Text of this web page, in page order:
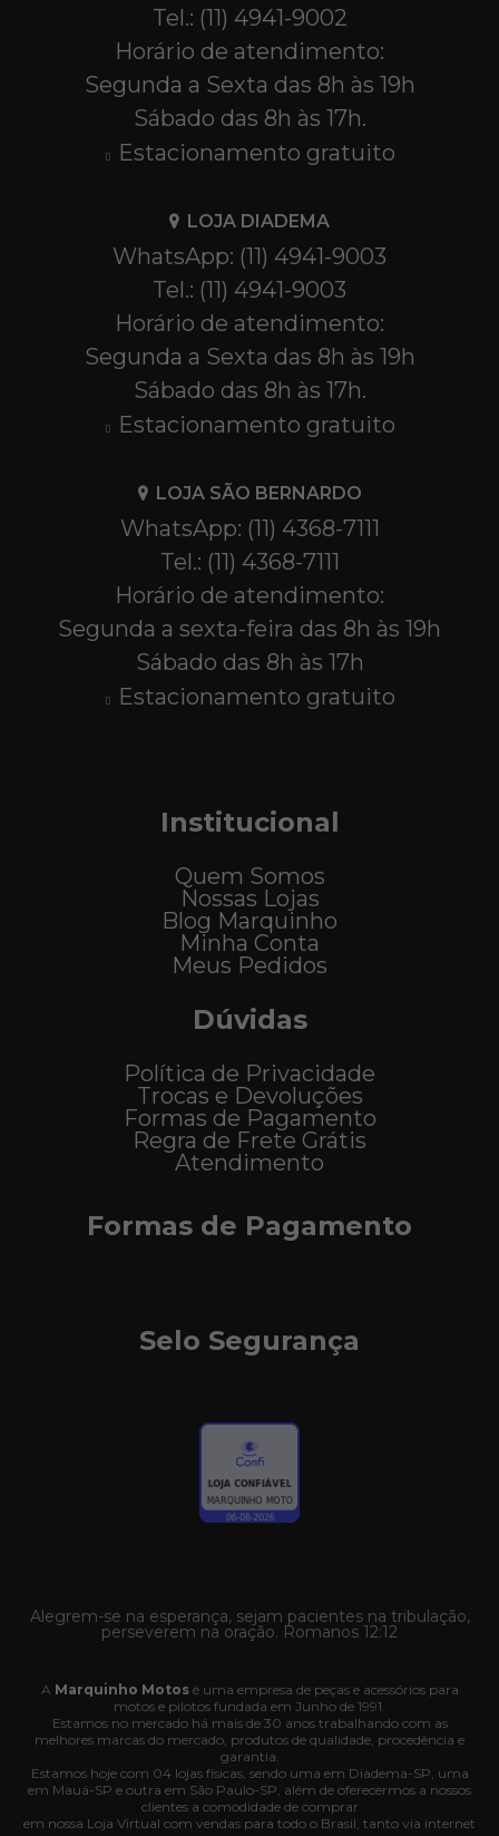
Tel.: (11) 4941-9002
Horário de atendimento:
Segunda a Sexta das 8h às 19h
Sábado das 8h às 17h.
Estacionamento gratuito
LOJA DIADEMA
WhatsApp: (11) 4941-9003
Tel.: (11) 4941-9003
Horário de atendimento:
Segunda a Sexta das 8h às 19h
Sábado das 8h às 17h.
Estacionamento gratuito
LOJA SÃO BERNARDO
WhatsApp: (11) 4368-7111
Tel.: (11) 4368-7111
Horário de atendimento:
Segunda a sexta-feira das 8h às 19h
Sábado das 8h às 17h
Estacionamento gratuito
Institucional
Quem Somos
Nossas Lojas
Blog Marquinho
Minha Conta
Meus Pedidos
Dúvidas
Política de Privacidade
Trocas e Devoluções
Formas de Pagamento
Regra de Frete Grátis
Atendimento
Formas de Pagamento
Selo Segurança
Alegrem-se na esperança, sejam pacientes na tribulação,
perseverem na oração. Romanos 12:12
A Marquinho Motosé uma empresa de peças e acessórios para
motos e pilotos fundada em Junho de 1991.
Estamos no mercado há mais de 30 anos trabalhando com as
melhores marcas do mercado, produtos de qualidade, procedência e
garantia.
Estamos hoje com 04 lojas físicas, sendo uma em Diadema-SP, uma
em Mauá-SP e outra em São Paulo-SP, além de oferecermos a nossos
clientes a comodidade de comprar
em nossa Loja Virtual com vendas para todo o Brasil, tanto via internet